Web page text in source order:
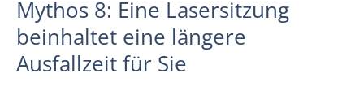
Mythos 8: Eine Lasersitzung
beinhaltet eine längere
Ausfallzeit für Sie